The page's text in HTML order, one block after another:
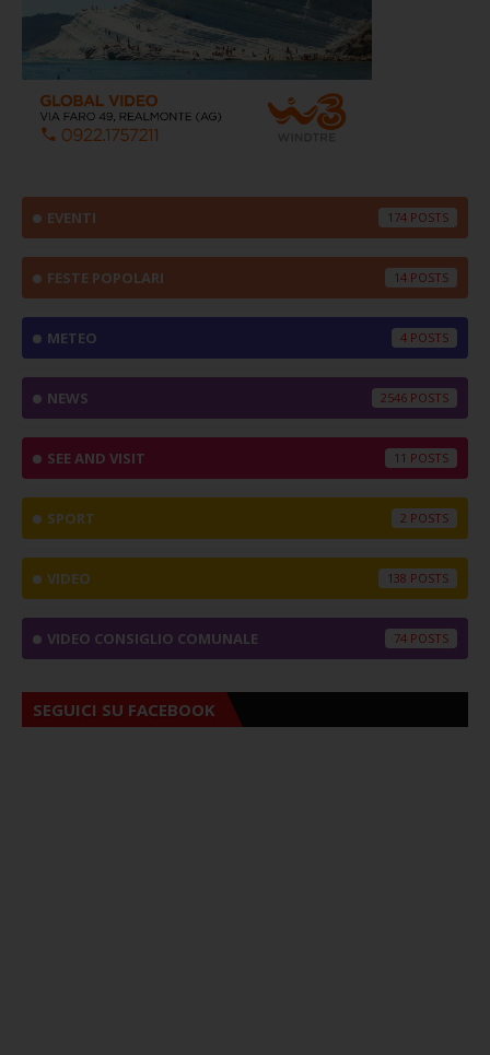
EVENTI 174
FESTE POPOLARI 14
METEO 4
NEWS 2546
SEE AND VISIT 11
SPORT 2
VIDEO 138
VIDEO CONSIGLIO COMUNALE 74
SEGUICI SU FACEBOOK